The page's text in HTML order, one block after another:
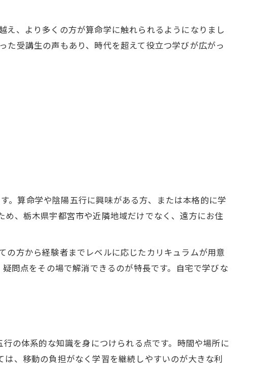
、より多くの方が算命学に触れられるようになりまし
受講生の声もあり、時代を超えて役立つ学びが広がっ
。算命学や陰陽五行に興味がある方、または本格的に学
、栃木県宇都宮市や近隣地域だけでなく、遠方にお住
の方から経験者までレベルに応じたカリキュラムが用意
問点をその場で解消できるのが特長です。自宅で学びな
の体系的な知識を身につけられる点です。時間や場所に
、移動の負担がなく学習を継続しやすいのが大きな利